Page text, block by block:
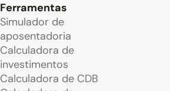
Ferramentas
Simulador de
aposentadoria
Calculadora de
investimentos
Calculadora de CDB